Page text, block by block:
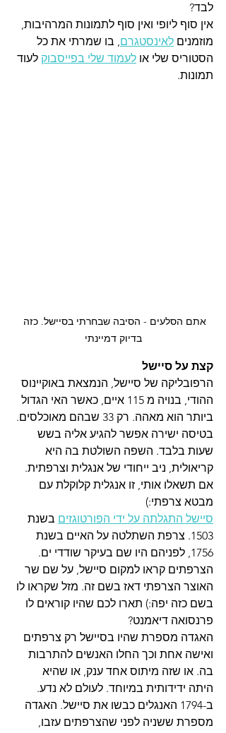
לבד?
אין סוף ליופי ואין סוף לתמונות המרהיבות,
מוזמנים לאינסטגרם, בו שמרתי את כל
הסטוריס שלי או לעמוד שלי בפייסבוק לעוד
תמונות.
אתם הסלעים - הסיבה שבחרתי בסיישל. כזה
בדיוק דמיינתי
קצת על סיישל
הרפובליקה של סיישל, הנמצאת באוקיינוס
ההודי, בנויה מ 115 איים, כאשר האי הגדול
ביותר הוא מאהה. רק 33 שבהם מאוכלסים.
בטיסה ישירה אפשר להגיע אליה בשש
שעות בלבד. השפה השולטת בה היא
קריאולית, ניב ייחודי של אנגלית וצרפתית.
אם תשאלו אותי, זו אנגלית קלוקלת עם
מבטא צרפתי:)
סיישל התגלתה על ידי הפורטוגזים בשנת
1503. צרפת השתלטה על האיים בשנת
1756, לפניהם היו שם בעיקר שודדי ים.
הצרפתים קראו למקום סיישל, על שם שר
האוצר הצרפתי דאז בשם זה. מזל שקראו לו
בשם כזה יפה:) תארו לכם שהיו קוראים לו
פרנסואה דיאמנט?
האגדה מספרת שהיו בסיישל רק צרפתים
ואישה אחת וכך החלו האנשים להתרבות
בה. או שזה מיתוס אחד ענק, או שהיא
היתה ידידותית במיוחד. לעולם לא נדע.
ב-1794 האנגלים כבשו את סיישל. האגדה
מספרת ששניה לפני שהצרפתים עזבו,